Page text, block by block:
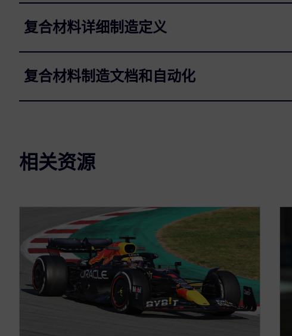
复合材料详细制造定义
复合材料制造文档和自动化
相关资源